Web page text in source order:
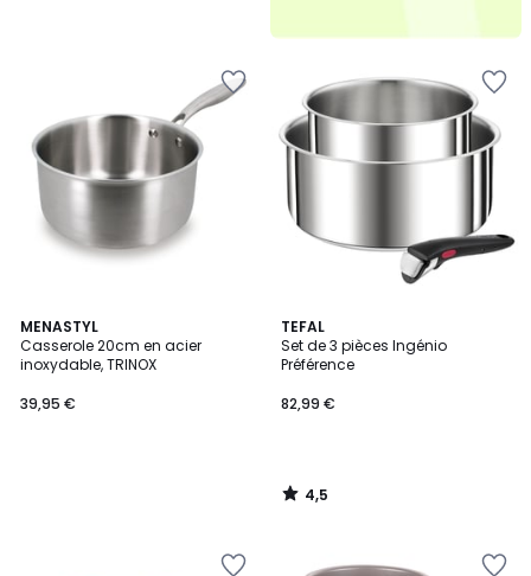
MENASTYL
Casserole 20cm en acier
inoxydable, TRINOX
39,95 €
TEFAL
Set de 3 pièces Ingénio
Préférence
82,99 €
4,5
/ 5
4,5
/